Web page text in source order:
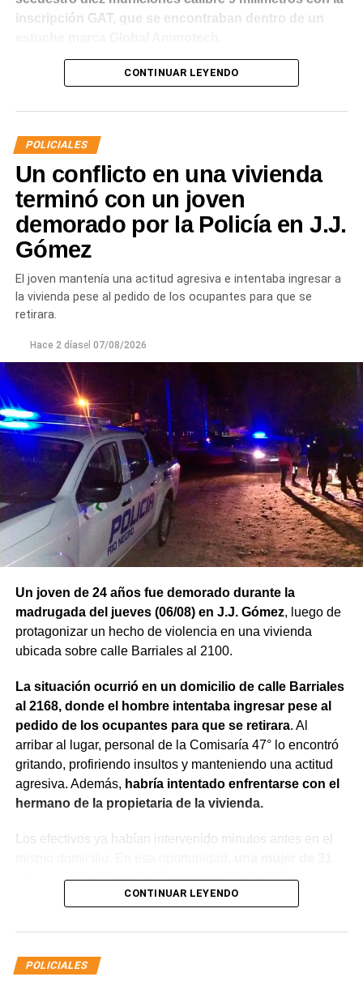
inscripción GAT, que se encontraban dentro de un
Tras el hallazgo, se dio intervención a la Fiscalía N° 6,
calidad de secuestro y queden a disposición de la
CONTINUAR LEYENDO
POLICIALES
Un conflicto en una vivienda
terminó con un joven
demorado por la Policía en J.J.
Gómez
El joven mantenía una actitud agresiva e intentaba ingresar a
la vivienda pese al pedido de los ocupantes para que se
retirara.
Hace 2 díasel 07/08/2026
Un joven de 24 años fue demorado durante la
madrugada del jueves (06/08) en J.J. Gómez, luego de
protagonizar un hecho de violencia en una vivienda
ubicada sobre calle Barriales al 2100.
La situación ocurrió en un domicilio de calle Barriales
al 2168, donde el hombre intentaba ingresar pese al
pedido de los ocupantes para que se retirara. Al
arribar al lugar, personal de la Comisaría 47° lo encontró
gritando, profiriendo insultos y manteniendo una actitud
agresiva. Además, habría intentado enfrentarse con el
hermano de la propietaria de la vivienda.
Los efectivos ya habían intervenido minutos antes en el
años manifestó que había compartido bebidas
alcohólicas con el joven y que, en el marco de una
denuncia penal ni recibir asistencia médica y
CONTINUAR LEYENDO
POLICIALES